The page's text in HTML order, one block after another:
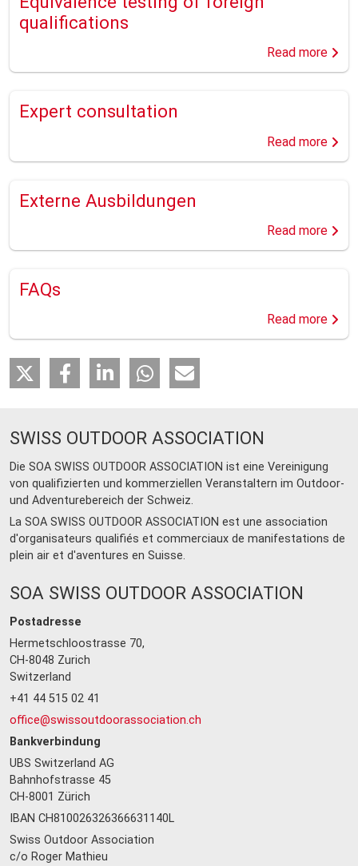
qualifications
Read more
Expert consultation
Read more
Externe Ausbildungen
Read more
FAQs
Read more
SWISS OUTDOOR ASSOCIATION
Die SOA SWISS OUTDOOR ASSOCIATION ist eine Vereinigung
von qualifizierten und kommerziellen Veranstaltern im Outdoor-
und Adventurebereich der Schweiz.
La SOA SWISS OUTDOOR ASSOCIATION est une association
d'organisateurs qualifiés et commerciaux de manifestations de
plein air et d'aventures en Suisse.
SOA SWISS OUTDOOR ASSOCIATION
Postadresse
Hermetschloostrasse 70,
CH-8048 Zurich
Switzerland
+41 44 515 02 41
office@swissoutdoorassociation.ch
Bankverbindung
UBS Switzerland AG
Bahnhofstrasse 45
CH-8001 Zürich
IBAN CH810026326366631140L
Swiss Outdoor Association
c/o Roger Mathieu